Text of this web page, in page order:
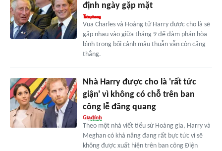
định ngày gặp mặt
Vua Charles và Hoàng tử Harry được cho là sẽ
gặp nhau vào giữa tháng 9 để đàm phán hòa
bình trong bối cảnh mâu thuẫn vẫn còn căng
thẳng.
Nhà Harry được cho là 'rất tức
giận' vì không có chỗ trên ban
công lễ đăng quang
Theo một nhà viết tiểu sử Hoàng gia, Harry và
Meghan có khả năng đang rất bực tức vì sẽ
không được xuất hiện trên ban công Điện